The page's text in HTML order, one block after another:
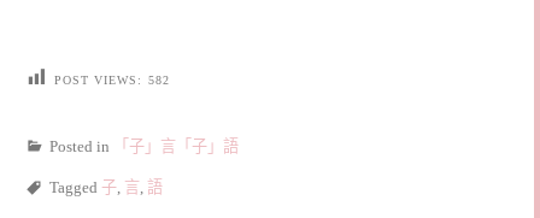
POST VIEWS: 582
Posted in 「子」言「子」語
Tagged 子, 言, 語